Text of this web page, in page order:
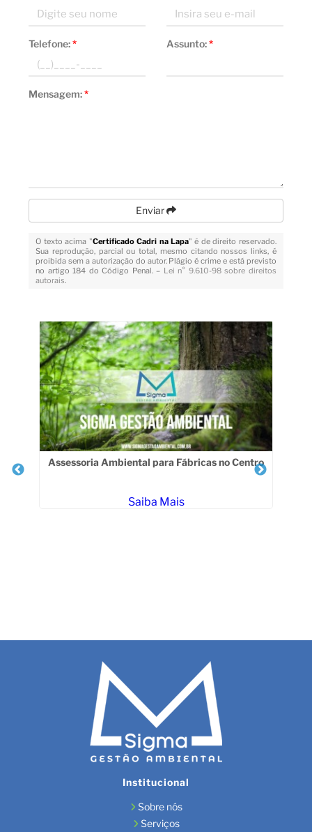
Telefone:* Assunto:*
Mensagem:*
Enviar
O texto acima "Certificado Cadri na Lapa" é de direito reservado.
Sua reprodução, parcial ou total, mesmo citando nossos links, é
proibida sem a autorização do autor. Plágio é crime e está previsto
no artigo 184 do Código Penal. – Lei n° 9.610-98 sobre direitos
autorais.
Assessoria Ambiental para Fábricas no Centro
Saiba Mais
Institucional
Sobre nós
Serviços